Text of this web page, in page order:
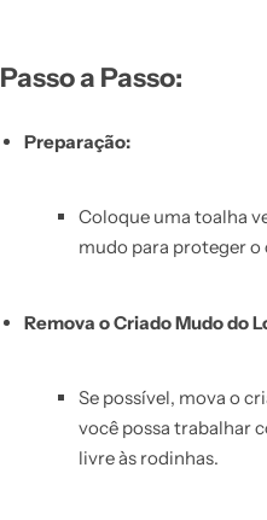
Passo a Passo:
Preparação:
Coloque uma toalha
mudo para proteger o
Remova o Criado Mudo do
Se possível, mova o
você possa trabalhar
livre às rodinhas.